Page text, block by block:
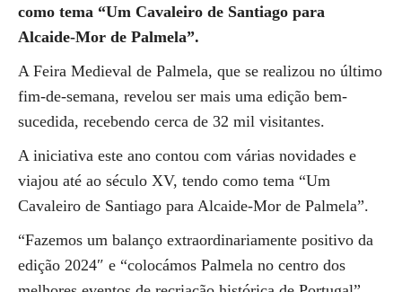
como tema “Um Cavaleiro de Santiago para
Alcaide-Mor de Palmela”.
A Feira Medieval de Palmela, que se realizou no último
fim-de-semana, revelou ser mais uma edição bem-
sucedida, recebendo cerca de 32 mil visitantes.
A iniciativa este ano contou com várias novidades e
viajou até ao século XV, tendo como tema “Um
Cavaleiro de Santiago para Alcaide-Mor de Palmela”.
“Fazemos um balanço extraordinariamente positivo da
edição 2024″ e “colocámos Palmela no centro dos